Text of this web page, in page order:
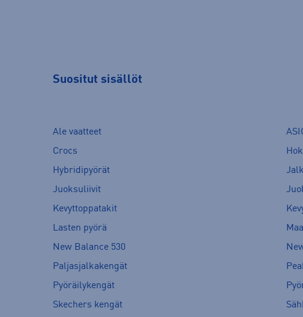
Suositut sisällöt
Ale vaatteet
Crocs
Hybridipyörät
Juoksuliivit
Kevyttoppatakit
Lasten pyörä
New Balance 530
Paljasjalkakengät
Pyöräilykengät
Skechers kengät